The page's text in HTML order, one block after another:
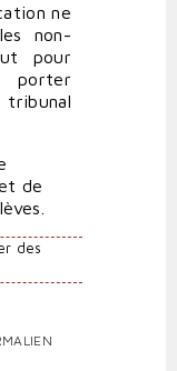
ne
non-
pour
porter
de
des